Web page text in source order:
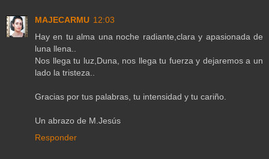
MAJECARMU 12:03
Hay en tu alma una noche radiante,clara y apasionada de
luna llena..
Nos llega tu luz,Duna, nos llega tu fuerza y dejaremos a un
lado la tristeza..
Gracias por tus palabras, tu intensidad y tu cariño.
Un abrazo de M.Jesús
Responder